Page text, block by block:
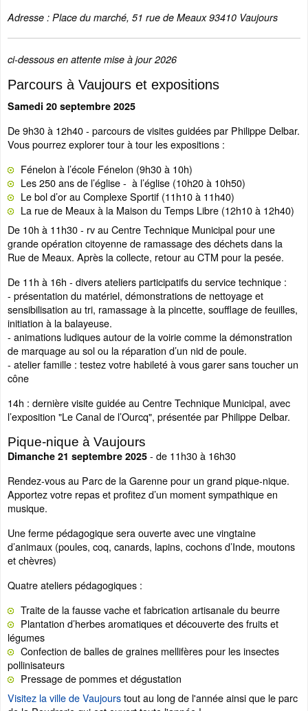
Adresse : Place du marché, 51 rue de Meaux 93410 Vaujours
ci-dessous en attente mise à jour 2026
Parcours à Vaujours et expositions
Samedi 20 septembre 2025
De 9h30 à 12h40 - parcours de visites guidées par Philippe Delbar.
Vous pourrez explorer tour à tour les expositions :
Fénelon à l’école Fénelon (9h30 à 10h)
Les 250 ans de l’église - à l’église (10h20 à 10h50)
Le bol d’or au Complexe Sportif (11h10 à 11h40)
La rue de Meaux à la Maison du Temps Libre (12h10 à 12h40)
De 10h à 11h30 - rv au Centre Technique Municipal pour une
grande opération citoyenne de ramassage des déchets dans la
Rue de Meaux. Après la collecte, retour au CTM pour la pesée.
De 11h à 16h - divers ateliers participatifs du service technique :
- présentation du matériel, démonstrations de nettoyage et
sensibilisation au tri, ramassage à la pincette, soufflage de feuilles,
initiation à la balayeuse.
- animations ludiques autour de la voirie comme la démonstration
de marquage au sol ou la réparation d’un nid de poule.
- atelier famille : testez votre habileté à vous garer sans toucher un
cône
14h : dernière visite guidée au Centre Technique Municipal, avec
l’exposition "Le Canal de l’Ourcq", présentée par Philippe Delbar.
Pique-nique à Vaujours
Dimanche 21 septembre 2025 - de 11h30 à 16h30
Rendez-vous au Parc de la Garenne pour un grand pique-nique.
Apportez votre repas et profitez d’un moment sympathique en
musique.
Une ferme pédagogique sera ouverte avec une vingtaine
d’animaux (poules, coq, canards, lapins, cochons d’Inde, moutons
et chèvres)
Quatre ateliers pédagogiques :
Traite de la fausse vache et fabrication artisanale du beurre
Plantation d’herbes aromatiques et découverte des fruits et
légumes
Confection de balles de graines mellifères pour les insectes
pollinisateurs
Pressage de pommes et dégustation
Visitez la ville de Vaujourstout au long de l'année ainsi que le parc